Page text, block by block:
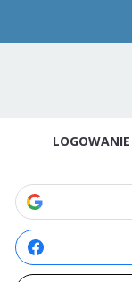
LOGOWANIE